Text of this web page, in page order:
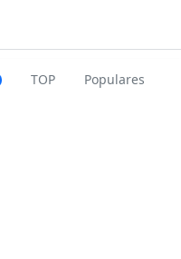
TOP Populares